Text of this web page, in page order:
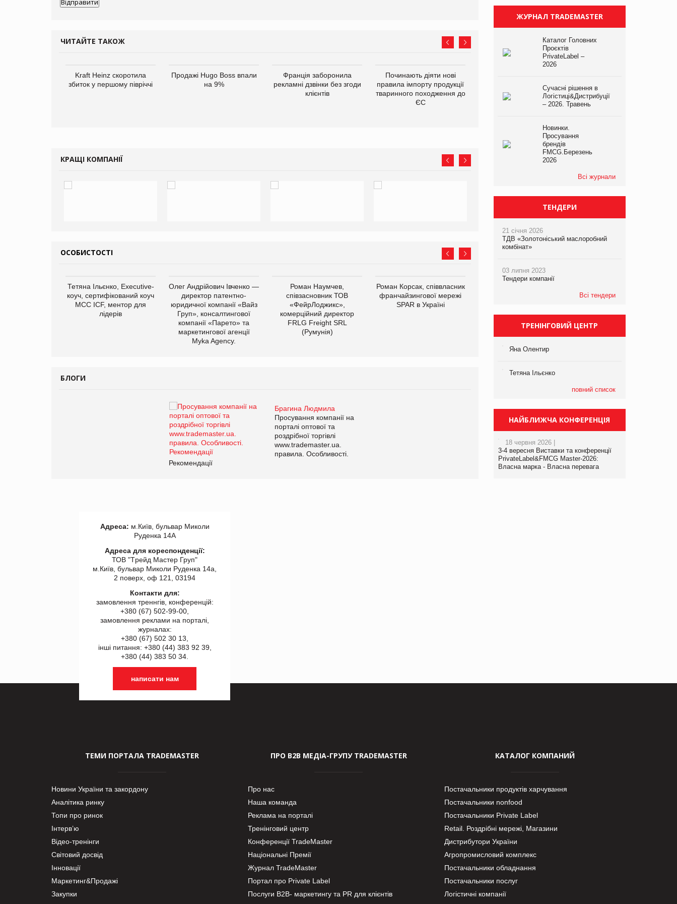
ЧИТАЙТЕ ТАКОЖ
Kraft Heinz скоротила
збиток у першому півріччі
Продажі Hugo Boss впали
на 9%
Франція заборонила
рекламні дзвінки без згоди
клієнтів
Починають діяти нові
правила імпорту продукції
тваринного походження до
ЄС
продуктами птахівництва
на європейський ринок
продовольство
КРАЩІ КОМПАНІЇ
ОСОБИСТОСТІ
Тетяна Ільєнко, Executive-
коуч, сертифікований коуч
МСС ICF, ментор для
лідерів
Олег Андрійович Івченко —
директор патентно-
юридичної компанії «Вайз
Груп», консалтингової
компанії «Парето» та
маркетингової агенції
Myka Agency.
Роман Наумчев,
співзасновник ТОВ
«ФейрЛоджикс»,
комерційний директор
FRLG Freight SRL
(Румунія)
Роман Корсак, співвласник
франчайзингової мережі
SPAR в Україні
виробництва
компанії «УкраМарин»
БЛОГИ
Брагина Людмила
Просування компанії на
порталі оптової та
роздрібної торгівлі
www.trademaster.ua.
правила. Особливості.
Рекомендації
Брагина Людмила
Просування компанії на
www.trademaster.ua.
правила. Особливості.
ЖУРНАЛ TRADEMASTER
Каталог Головних
Проєктів
PrivateLabel –
2026
Сучасні рішення в
Логістиці&Дистрибуції
– 2026. Травень
Новинки.
Просування
брендів
FMCG.Березень
2026
Всі журнали
ТЕНДЕРИ
21 січня 2026
ТДВ «Золотоніський маслоробний
комбінат»
03 липня 2023
Тендери компанії
Всі тендери
ТРЕНІНГОВИЙ ЦЕНТР
Яна Олентир
Тетяна Ільєнко
повний список
НАЙБЛИЖЧА КОНФЕРЕНЦІЯ
18 червня 2026 |
3-4 вересня Виставки та конференції
PrivateLabel&FMCG Master-2026:
Власна марка - Власна перевага
Адреса: м.Київ, бульвар Миколи
Руденка 14А
Адреса для кореспонденції:
ТОВ "Tрейд Мастер Груп"
м.Київ, бульвар Миколи Руденка 14а,
2 поверх, оф 121, 03194
Контакти для:
замовлення треннгів, конференцій:
+380 (67) 502-99-00,
замовлення реклами на порталі,
журналах:
+380 (67) 502 30 13,
інші питання: +380 (44) 383 92 39,
+380 (44) 383 50 34.
написати нам
ТЕМИ ПОРТАЛА TRADEMASTER
Новини України та закордону
Аналітика ринку
Топи про ринок
Інтерв’ю
Відео-тренінги
Світовий досвід
Інновації
Маркетинг&Продажі
Закупки
ПРО В2В МЕДІА-ГРУПУ TRADEMASTER
Про нас
Наша команда
Реклама на порталі
Тренінговий центр
Конференції TradeMaster
Національні Премії
Журнал TradeMaster
Портал про Private Label
Послуги В2В- маркетингу та PR для клієнтів
КАТАЛОГ КОМПАНИЙ
Постачальники продуктів харчування
Постачальники nonfood
Постачальники Private Label
Retail. Роздрібні мережі, Магазини
Дистрибутори України
Агропромисловий комплекс
Постачальники обладнання
Постачальники послуг
Логістичні компанії